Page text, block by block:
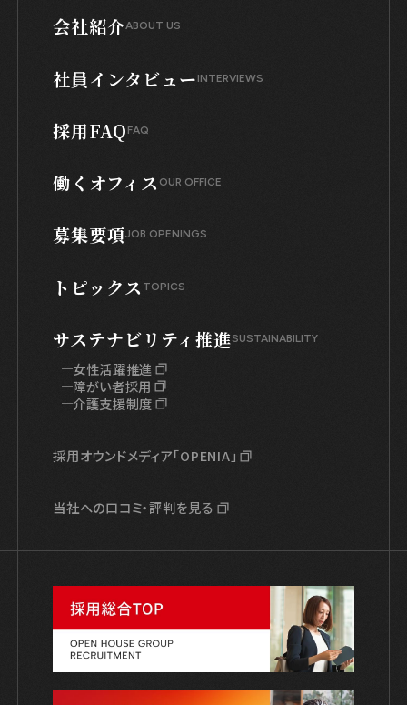
会社紹介ABOUT US
社員インタビュー INTERVIEWS
採用FAQFAQ
働くオフィス OUR OFFICE
サステナビリティ推進SUSTAINABILITY
女性活躍推進
障がい者採用
介護支援制度
トピックス TOPICS
募集要項JOB OPENINGS
採用オウンドメディア「OPENIA」
当社への口コミ・評判を見る